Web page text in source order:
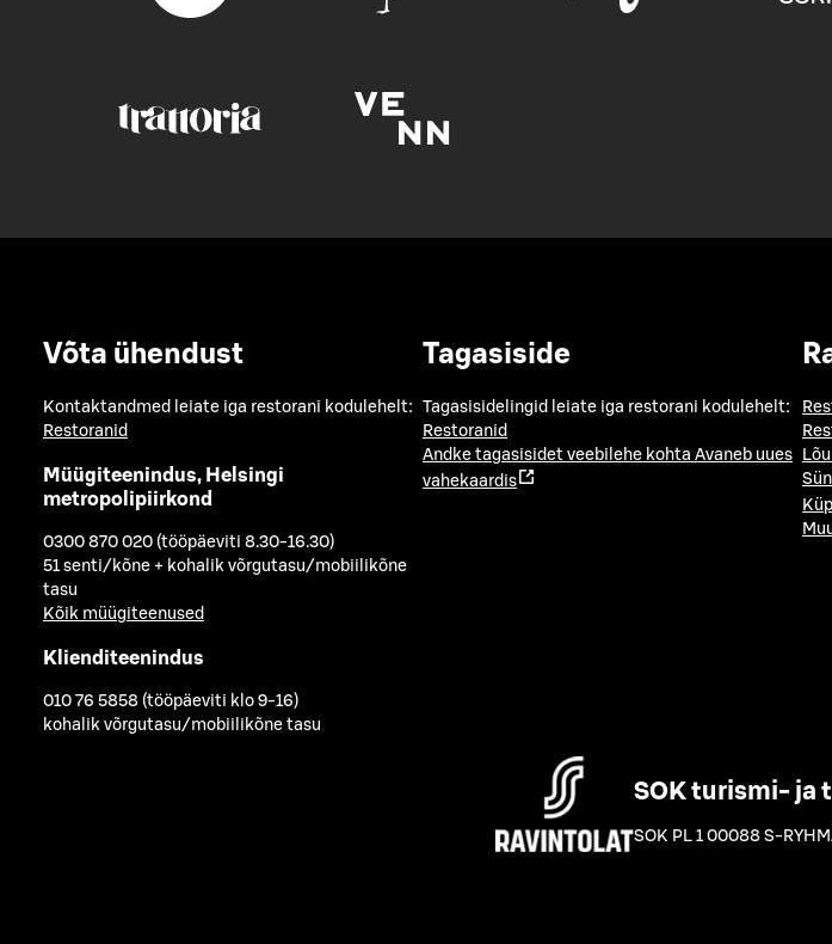
Võta ühendust
Kontaktandmed leiate iga restorani kodulehelt:
Restoranid
Müügiteenindus, Helsingi
metropolipiirkond
0300 870 020 (tööpäeviti 8.30-16.30)
51 senti/kõne + kohalik võrgutasu/mobiilikõne
tasu
Kõik müügiteenused
Klienditeenindus
010 76 5858 (tööpäeviti klo 9-16)
kohalik võrgutasu/mobiilikõne tasu
Tagasiside
Tagasisidelingid leiate iga restorani kodulehelt:
Restoranid
Andke tagasisidet veebilehe kohta Avaneb uues
vahekaardis
SOK turismi-
SOK PL 1 00088 S-